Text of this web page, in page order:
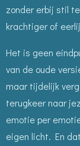
zonder erbij stil
krachtiger of
Het is geen
van de oude
maar tijdelijk
terugkeer naar
emotie per
eigen licht. En